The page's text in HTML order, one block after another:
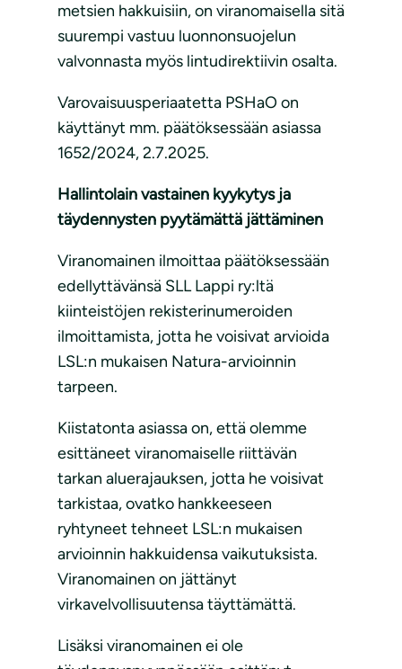
metsien hakkuisiin, on viranomaisella sitä
suurempi vastuu luonnonsuojelun
valvonnasta myös lintudirektiivin osalta.
Varovaisuusperiaatetta PSHaO on
käyttänyt mm. päätöksessään asiassa
1652/2024, 2.7.2025.
Hallintolain vastainen kyykytys ja
täydennysten pyytämättä jättäminen
Viranomainen ilmoittaa päätöksessään
edellyttävänsä SLL Lappi ry:ltä
kiinteistöjen rekisterinumeroiden
ilmoittamista, jotta he voisivat arvioida
LSL:n mukaisen Natura-arvioinnin
tarpeen.
Kiistatonta asiassa on, että olemme
esittäneet viranomaiselle riittävän
tarkan aluerajauksen, jotta he voisivat
tarkistaa, ovatko hankkeeseen
ryhtyneet tehneet LSL:n mukaisen
arvioinnin hakkuidensa vaikutuksista.
Viranomainen on jättänyt
virkavelvollisuutensa täyttämättä.
Lisäksi viranomainen ei ole